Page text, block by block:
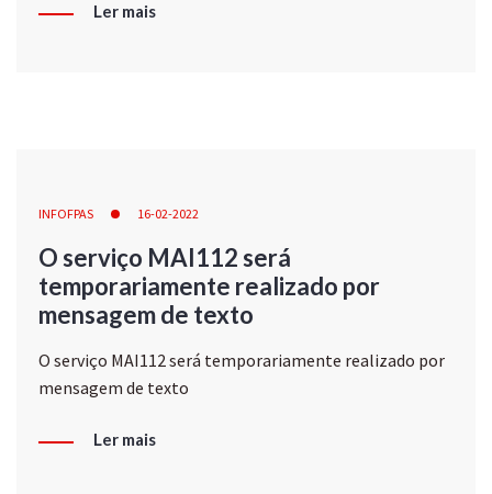
Ler mais
INFOFPAS 16-02-2022
O serviço MAI112 será
temporariamente realizado por
mensagem de texto
O serviço MAI112 será temporariamente realizado por
mensagem de texto
Ler mais